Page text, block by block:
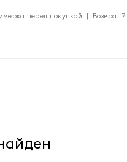
перед покупкой | Возврат 7